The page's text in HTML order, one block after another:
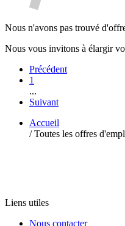
Nous n'avons pas trouvé
Nous vous invitons à élargir
Précédent
1
...
Suivant
Accueil
/ Toutes les offres
Liens utiles
Nous contacter